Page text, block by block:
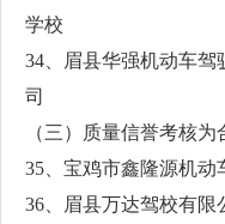
学校
34、眉县华强机动车驾
（三）质量信誉考核
35、宝鸡市鑫隆源机动
36、眉县万达驾校